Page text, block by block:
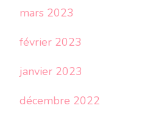
mars 2023
février 2023
janvier 2023
décembre 2022